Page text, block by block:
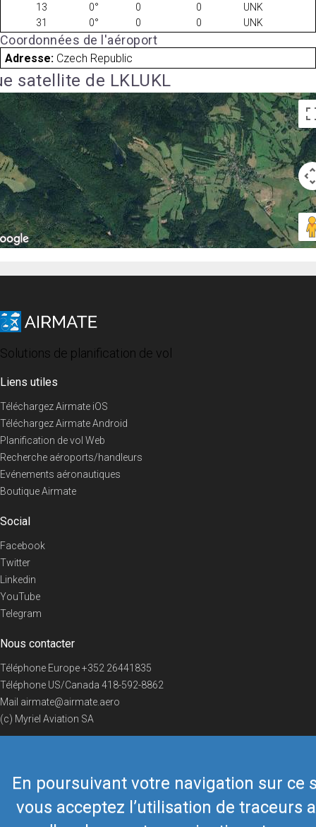
En poursuivant votre navigation sur ce
vous acceptez l’utilisation de traceurs
13 0° 0 0
UNK
31
0° 0 0 UNK
Coordonnées de l'aéroport
Adresse: Czech Republic
satellite de LKLUKL
Solutions de planification de vol
Liens utiles
Téléchargez Airmate iOS
Téléchargez Airmate Android
Planification de vol Web
Recherche aéroports/handleurs
Evénements aéronautiques
Boutique Airmate
Social
Facebook
Twitter
Linkedin
YouTube
Telegram
Nous contacter
Téléphone Europe+352 26441835
Téléphone US/Canada 418-592-8862
Mail airmate@airmate.aero
(c) Myriel Aviation SA
© 2019 Airmate - Conditions d'utilisation - Vie privée Back to top